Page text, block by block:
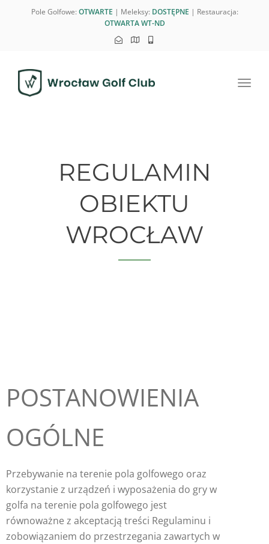
Pole Golfowe: OTWARTE | Meleksy: DOSTĘPNE | Restauracja:
OTWARTA WT-ND
REGULAMIN
OBIEKTU
WROCŁAW
POSTANOWIENIA
OGÓLNE
Przebywanie na terenie pola golfowego oraz
korzystanie z urządzeń i wyposażenia do gry w
golfa na terenie pola golfowego jest
równoważne z akceptacją treści Regulaminu i
zobowiązaniem do przestrzegania zawartych w